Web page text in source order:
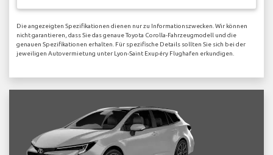
Die angezeigten Spezifikationen dienen nur zu Informationszwecken. Wir können
nicht garantieren, dass Sie das genaue Toyota Corolla-Fahrzeugmodell und die
genauen Spezifikationen erhalten. Für spezifische Details sollten Sie sich bei der
jeweiligen Autovermietung unter Lyon-Saint Exupéry Flughafen erkundigen.